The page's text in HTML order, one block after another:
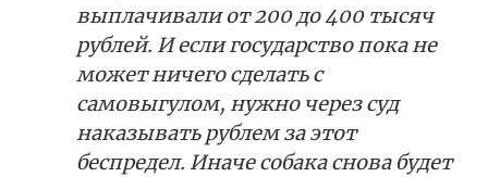
выплачивали от 200 до 400 тысяч
рублей. И если государство пока не
может ничего сделать с
самовыгулом, нужно через суд
наказывать рублем за этот
беспредел. Иначе собака снова будет